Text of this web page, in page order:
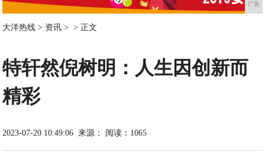
广告
大洋热线 > 资讯 > > 正文
特轩然倪树明：人生因创新而
精彩
2023-07-20 10:49:06 来源： 阅读：1065